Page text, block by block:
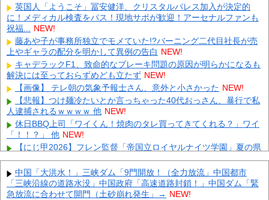
英国人「ようこそ」冨安健洋、クリスタルパレス加入が決定的
に！メディカル検査をパス！現地サポが歓迎！アーセナルファンも
祝福... NEW!
藤あや子が事務所独立でモメていた!?バーニング二代目社長が売
上やギャラの配分を明かして異例の告白 NEW!
キャデラックF1、致命的なブレーキ問題の原因が明らかになるも
解決には至っておらずめども立たず NEW!
【画像】 テレ朝の気象予報士さん、意外と小さかった NEW!
【悲報】つけ麺冷たいとか言っちゃった40代おっさん、暴行で私
人逮捕されるｗｗｗｗ 他 NEW!
休日BBQ上司「ワイくん！焼肉のタレ買ってきてくれる？」ワイ
「！！？」 他 NEW!
【にじ甲2026】フレン監督「帝国立ロイヤルナイツ学園」夏の県
大会優勝＆インタビューイベントで青特覚醒！集大成のラスト
甲... NEW!
【画像】YouTubeコメント欄、キレッキレ 他 NEW!
西武ドラ１小島大河、試合をひっくり返す逆転２ラン！ 他
中国「大洪水！」三峡ダム「9門開放！（全力放流」中国都市
「三峡沿線の道路水没」中国政府「高速道路封鎖！」中国ダム「緊
急放流に合わせて開門（土砂崩れ発生」→ NEW!